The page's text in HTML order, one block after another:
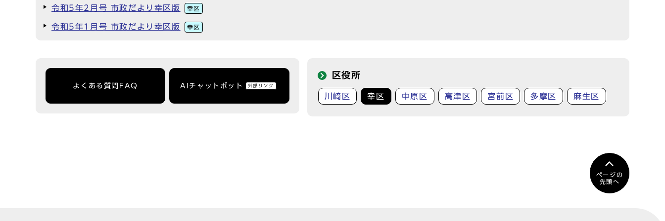
令和5年2月号 市政だより幸区版 幸区
令和5年1月号 市政だより幸区版 幸区
よくある質問FAQ AIチャットボット 外部リンク
区役所
川崎区 幸区 中原区 高津区 宮前区 多摩区 麻生区
ページの
先頭へ